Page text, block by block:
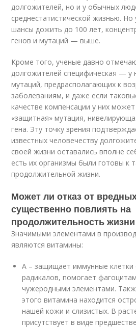
долгожителей, но и у обычных
среднестатистической жизнью. Но
шансы дожить до 100 лет,
генов и мутаций — выше.
Кроме того, ученые давно
долгожителей специфическая — у
мутаций, предрасполагающих к
заболеваниям, и даже если
качестве компенсации у них
«защитная» мутация,
гена. Эту точку зрения
известных человечеству
своей жизни оставались вполне
есть их организмы были готовы к
продолжительной жизни.
Может ли отказ от
существенно повлиять на
продолжительность жизни
Значимыми элементами в
являются витамины:
А – защищает иммунные клетки
радикалов, помогает
чужеродными элементами.
этого витамина находится
нашей кожи и слизистых. В
присутствует в виде